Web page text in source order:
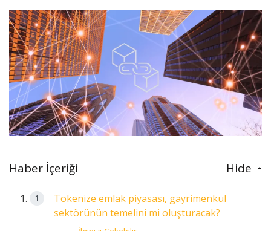
Haber İçeriği Hide
Tokenize emlak piyasası, gayrimenkul
sektörünün temelini mi oluşturacak?